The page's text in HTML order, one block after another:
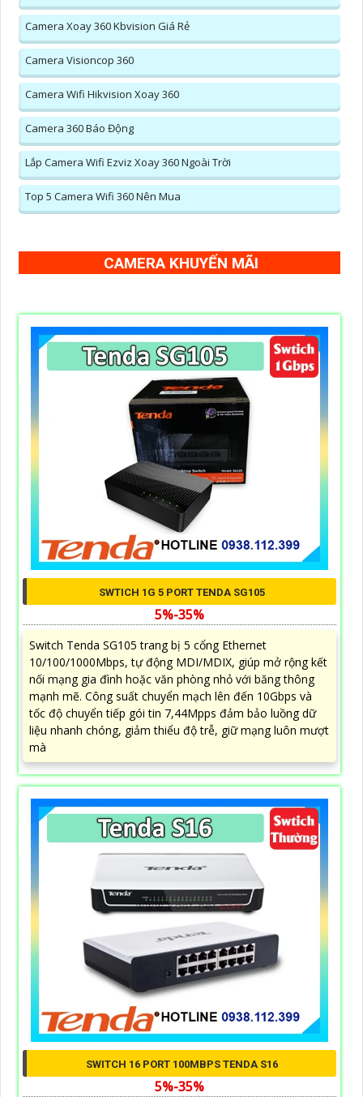
Camera Xoay 360 Kbvision Giá Rẻ
Camera Visioncop 360
Camera Wifi Hikvision Xoay 360
Camera 360 Báo Động
Lắp Camera Wifi Ezviz Xoay 360 Ngoài Trời
Top 5 Camera Wifi 360 Nên Mua
CAMERA KHUYẾN MÃI
SWTICH 1G 5 PORT TENDA SG105
5%-35%
Switch Tenda SG105 trang bị 5 cổng Ethernet
10/100/1000Mbps, tự động MDI/MDIX, giúp mở rộng kết
nối mạng gia đình hoặc văn phòng nhỏ với băng thông
mạnh mẽ. Công suất chuyển mạch lên đến 10Gbps và
tốc độ chuyển tiếp gói tin 7,44Mpps đảm bảo luồng dữ
liệu nhanh chóng, giảm thiểu độ trễ, giữ mạng luôn mượt
mà
SWITCH 16 PORT 100MBPS TENDA S16
5%-35%